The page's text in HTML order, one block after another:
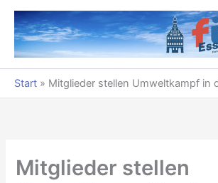
Zum
Inhalt
springen
Start » Mitglieder stellen Umweltkampf in
Mitglieder stellen